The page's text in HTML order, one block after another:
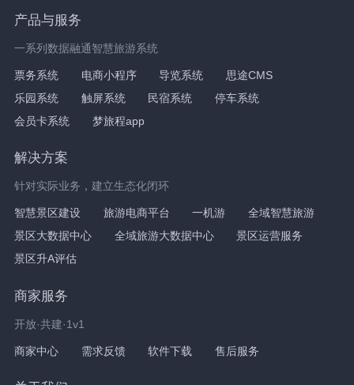
产品与服务
一系列数据融通智慧旅游系统
票务系统 电商小程序 导览系统
思途CMS
乐园系统
触屏系统 民宿系统
停车系统
会员卡系统
梦旅程app
解决方案
针对实际业务，建立生态化闭环
智慧景区建设 旅游电商平台 一机游
全域智慧旅游
景区大数据中心
全域旅游大数据中心
景区运营服务
景区升A评估
商家服务
开放·共建·1v1
商家中心 需求反馈 软件下载 售后服务